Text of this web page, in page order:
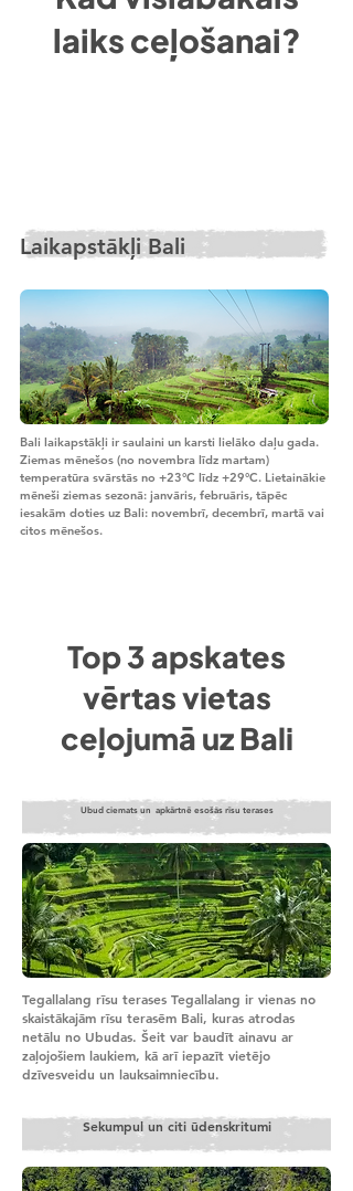
laiks ceļošanai?
Laikapstākļi Bali
Bali laikapstākļi ir saulaini un karsti lielāko daļu gada.
Ziemas mēnešos (no novembra līdz martam)
temperatūra svārstās no +23°C līdz +29°C. Lietainākie
mēneši ziemas sezonā: janvāris, februāris, tāpēc
iesakām doties uz Bali: novembrī, decembrī, martā vai
citos mēnešos.
Top 3 apskates
vērtas vietas
ceļojumā uz Bali
Ubud ciemats un apkārtnē esošās rīsu terases
Tegallalang rīsu terases Tegallalang ir vienas no
skaistākajām rīsu terasēm Bali, kuras atrodas
netālu no Ubudas. Šeit var baudīt ainavu ar
zaļojošiem laukiem, kā arī iepazīt vietējo
dzīvesveidu un lauksaimniecību.
Sekumpul un citi ūdenskritumi